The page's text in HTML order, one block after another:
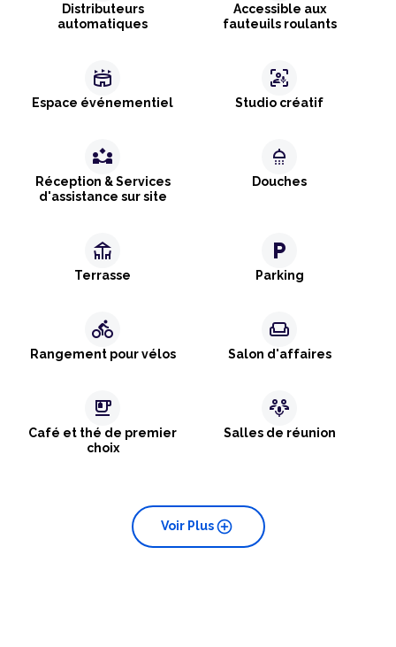
Distributeurs
automatiques
Accessible aux
fauteuils roulants
stadium
Espace événementiel
frame_person_mic
Studio créatif
partner_exchange
Réception & Services
d'assistance sur site
shower
Douches
deck
Terrasse
local_parking
Parking
directions_bike
Rangement pour vélos
weekend
Salon d'affaires
emoji_food_beverage
Café et thé de premier
choix
adaptive_audio_mic
Salles de réunion
add_circle
Voir Plus